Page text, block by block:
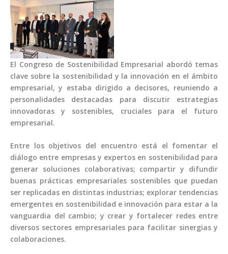
El Congreso de Sostenibilidad Empresarial abordó temas
clave sobre la sostenibilidad y la innovación en el ámbito
empresarial, y estaba dirigido a decisores, reuniendo a
personalidades destacadas para discutir estrategias
innovadoras y sostenibles, cruciales para el futuro
empresarial.
Entre los objetivos del encuentro está el fomentar el
diálogo entre empresas y expertos en sostenibilidad para
generar soluciones colaborativas; compartir y difundir
buenas prácticas empresariales sostenibles que puedan
ser replicadas en distintas industrias; explorar tendencias
emergentes en sostenibilidad e innovación para estar a la
vanguardia del cambio; y crear y fortalecer redes entre
diversos sectores empresariales para facilitar sinergias y
colaboraciones.